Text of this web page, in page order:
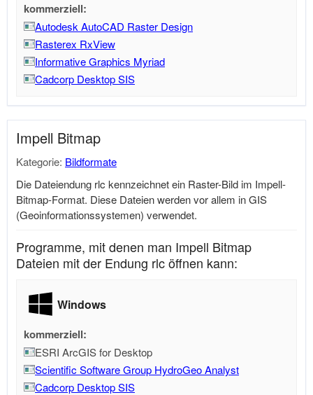
kommerziell:
Autodesk AutoCAD Raster Design
Rasterex RxView
Informative Graphics Myriad
Cadcorp Desktop SIS
Impell Bitmap
Kategorie: Bildformate
Die Dateiendung rlc kennzeichnet ein Raster-Bild im Impell-
Bitmap-Format. Diese Dateien werden vor allem in GIS
(Geoinformationssystemen) verwendet.
Programme, mit denen man Impell Bitmap
Dateien mit der Endung rlc öffnen kann:
Windows
kommerziell:
ESRI ArcGIS for Desktop
Scientific Software Group HydroGeo Analyst
Cadcorp Desktop SIS